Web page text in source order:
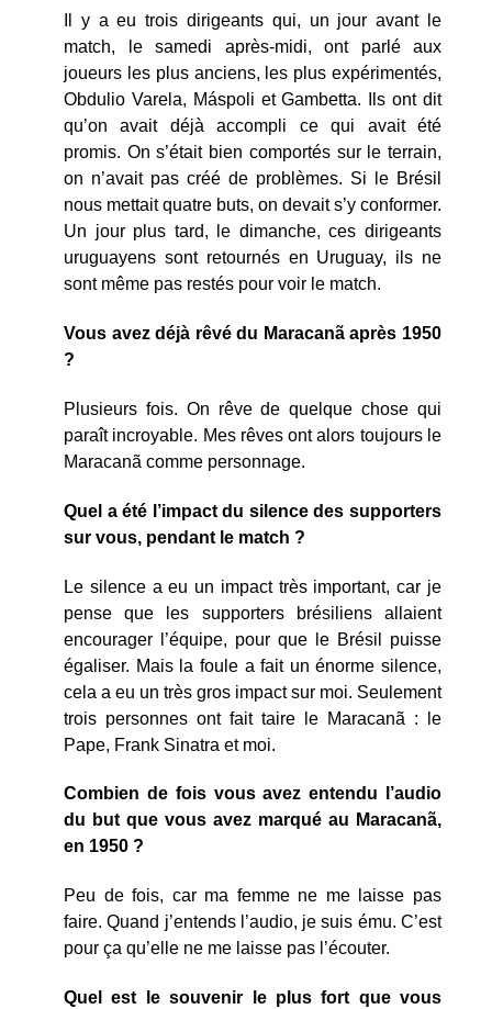
Il y a eu trois dirigeants qui, un jour avant le
match, le samedi après-midi, ont parlé aux
joueurs les plus anciens, les plus expérimentés,
Obdulio Varela, Máspoli et Gambetta. Ils ont dit
qu’on avait déjà accompli ce qui avait été
promis. On s’était bien comportés sur le terrain,
on n’avait pas créé de problèmes. Si le Brésil
nous mettait quatre buts, on devait s’y conformer.
Un jour plus tard, le dimanche, ces dirigeants
uruguayens sont retournés en Uruguay, ils ne
sont même pas restés pour voir le match.
Vous avez déjà rêvé du Maracanã après 1950
?
Plusieurs fois. On rêve de quelque chose qui
paraît incroyable. Mes rêves ont alors toujours le
Maracanã comme personnage.
Quel a été l’impact du silence des supporters
sur vous, pendant le match ?
Le silence a eu un impact très important, car je
pense que les supporters brésiliens allaient
encourager l’équipe, pour que le Brésil puisse
égaliser. Mais la foule a fait un énorme silence,
cela a eu un très gros impact sur moi. Seulement
trois personnes ont fait taire le Maracanã : le
Pape, Frank Sinatra et moi.
Combien de fois vous avez entendu l’audio
du but que vous avez marqué au Maracanã,
en 1950 ?
Peu de fois, car ma femme ne me laisse pas
faire. Quand j’entends l’audio, je suis ému. C’est
pour ça qu’elle ne me laisse pas l’écouter.
Quel est le souvenir le plus fort que vous